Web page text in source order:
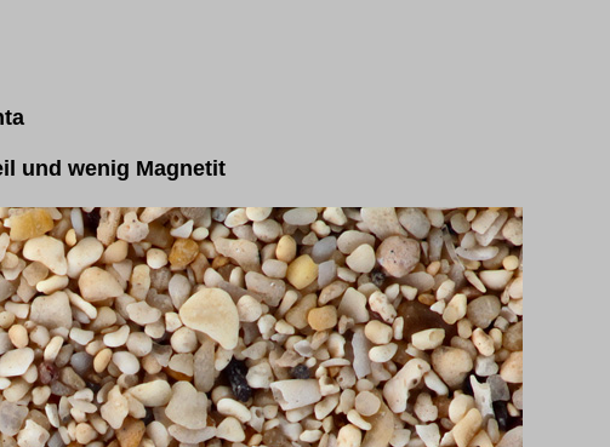
und wenig Magnetit